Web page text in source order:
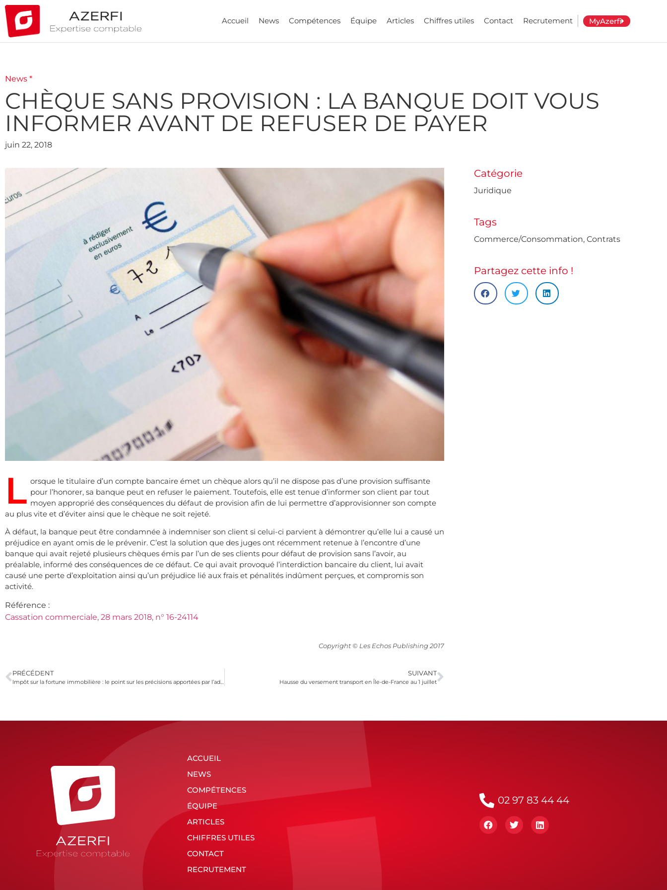
Accueil News Compétences Équipe Articles Chiffres utiles Contact Recrutement MyAzerfi
News *
CHÈQUE SANS PROVISION : LA BANQUE DOIT VOUS
INFORMER AVANT DE REFUSER DE PAYER
juin 22, 2018
L orsque le titulaire d’un compte bancaire émet un chèque alors qu’il ne dispose pas d’une provision suffisante
pour l’honorer, sa banque peut en refuser le paiement. Toutefois, elle est tenue d’informer son client par tout
moyen approprié des conséquences du défaut de provision afin de lui permettre d’approvisionner son compte
au plus vite et d’éviter ainsi que le chèque ne soit rejeté.
À défaut, la banque peut être condamnée à indemniser son client si celui-ci parvient à démontrer qu’elle lui a causé un
préjudice en ayant omis de le prévenir. C’est la solution que des juges ont récemment retenue à l’encontre d’une
banque qui avait rejeté plusieurs chèques émis par l’un de ses clients pour défaut de provision sans l’avoir, au
préalable, informé des conséquences de ce défaut. Ce qui avait provoqué l’interdiction bancaire du client, lui avait
causé une perte d’exploitation ainsi qu’un préjudice lié aux frais et pénalités indûment perçues, et compromis son
activité.
Référence :
Cassation commerciale, 28 mars 2018, n° 16-24114
Copyright © Les Echos Publishing 2017
PRÉCÉDENT
Impôt sur la fortune immobilière : le point sur les précisions apportées par l’administration fiscale
SUIVANT
Hausse du versement transport en Île-de-France au 1 juillet
Catégorie
Juridique
Tags
Commerce/Consommation, Contrats
Partagez cette info !
ACCUEIL
NEWS
COMPÉTENCES
ÉQUIPE
ARTICLES
CHIFFRES UTILES
CONTACT
RECRUTEMENT
02 97 83 44 44